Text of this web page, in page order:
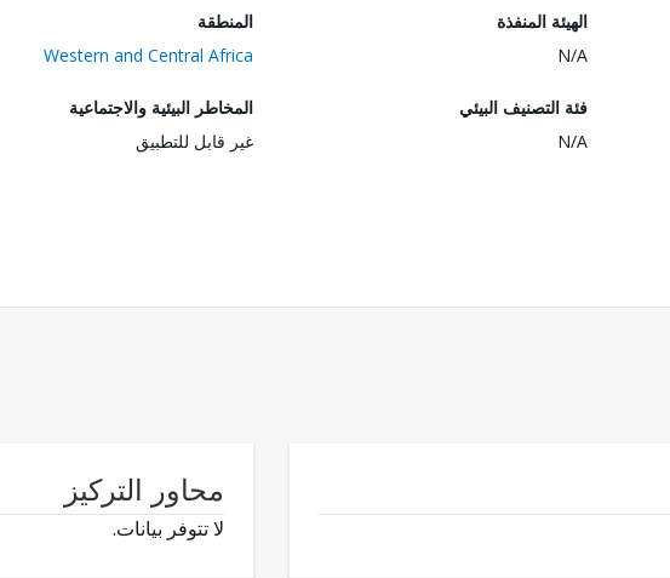
الهيئة المنفذة
N/A
المنطقة
Western and Central Africa
فئة التصنيف البيئي
N/A
المخاطر البيئية والاجتماعية
غير قابل للتطبيق
محاور التركيز
لا تتوفر بيانات.